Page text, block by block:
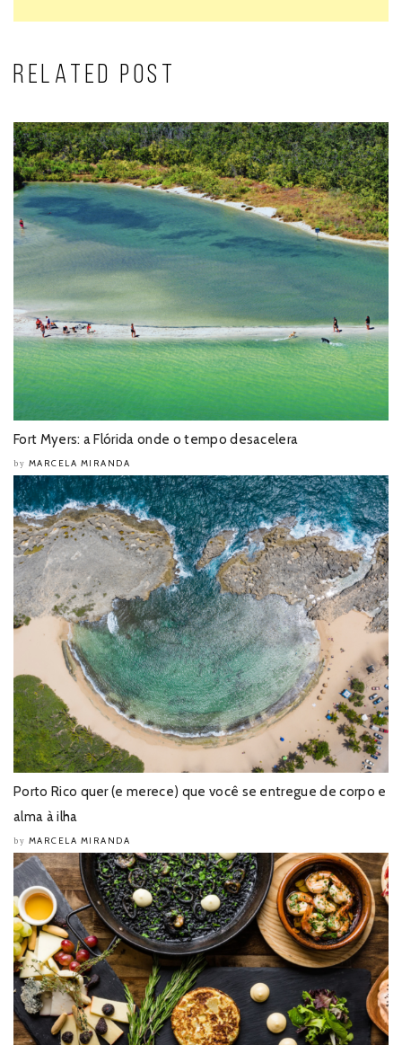
RELATED POST
Fort Myers: a Flórida onde o tempo desacelera
by MARCELA MIRANDA
Porto Rico quer (e merece) que você se entregue de corpo e
alma à ilha
by MARCELA MIRANDA